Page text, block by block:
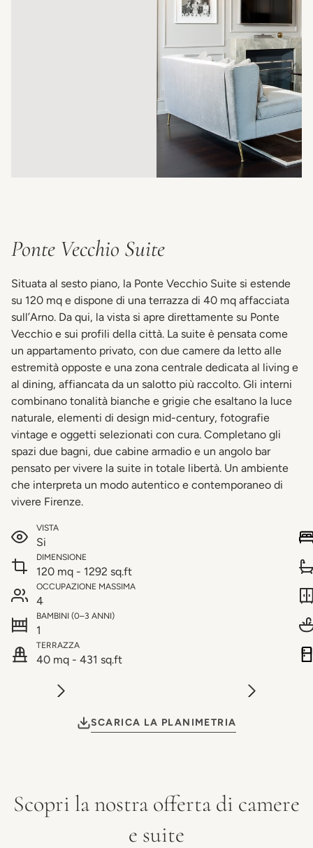
Ponte Vecchio Suite
Situata al sesto piano, la Ponte Vecchio Suite si estende
su 120 mq e dispone di una terrazza di 40 mq affacciata
sull’Arno. Da qui, la vista si apre direttamente su Ponte
Vecchio e sui profili della città. La suite è pensata come
un appartamento privato, con due camere da letto alle
estremità opposte e una zona centrale dedicata al living e
al dining, affiancata da un salotto più raccolto. Gli interni
combinano tonalità bianche e grigie che esaltano la luce
naturale, elementi di design mid-century, fotografie
vintage e oggetti selezionati con cura. Completano gli
spazi due bagni, due cabine armadio e un angolo bar
pensato per vivere la suite in totale libertà. Un ambiente
che interpreta un modo autentico e contemporaneo di
vivere Firenze.
VISTA
Si
DIMENSIONE
120 mq - 1292 sq.ft
OCCUPAZIONE MASSIMA
4
BAMBINI (0–3 ANNI)
1
TERRAZZA
40 mq - 431 sq.ft
SCARICA LA PLANIMETRIA
Scopri la nostra offerta di camere
e suite